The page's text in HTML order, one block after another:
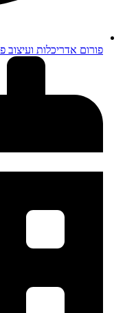
פורום אדריכלות ועיצוב